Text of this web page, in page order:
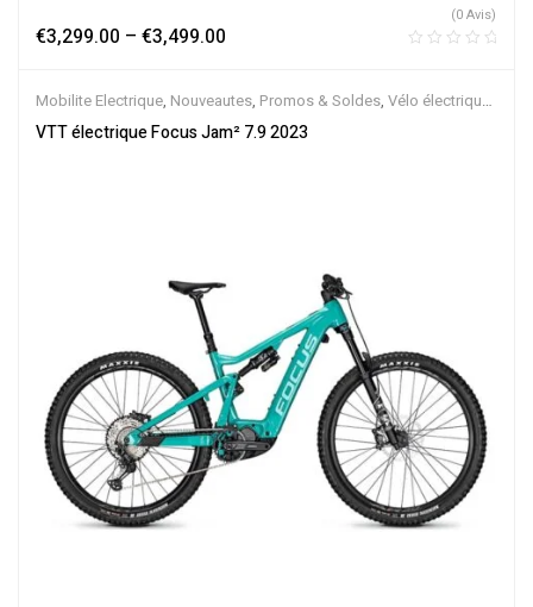
€3,299.00 – €3,499.00
(0 Avis)
Mobilite Electrique, Nouveautes, Promos & Soldes, Vélo électrique
ville,Velos Electriques,VTT Électriques
VTT électrique Focus Jam² 7.9 2023